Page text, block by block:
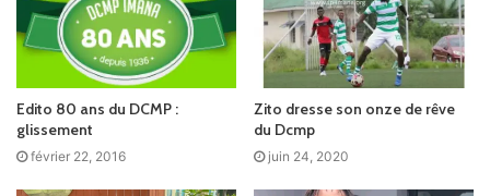
Edito 80 ans du DCMP :
glissement
février 22, 2016
Zito dresse son onze de rêve
du Dcmp
juin 24, 2020